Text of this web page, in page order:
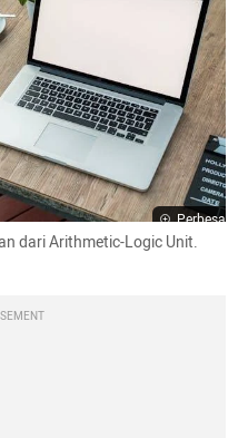
Perbesar
dari Arithmetic-Logic Unit.